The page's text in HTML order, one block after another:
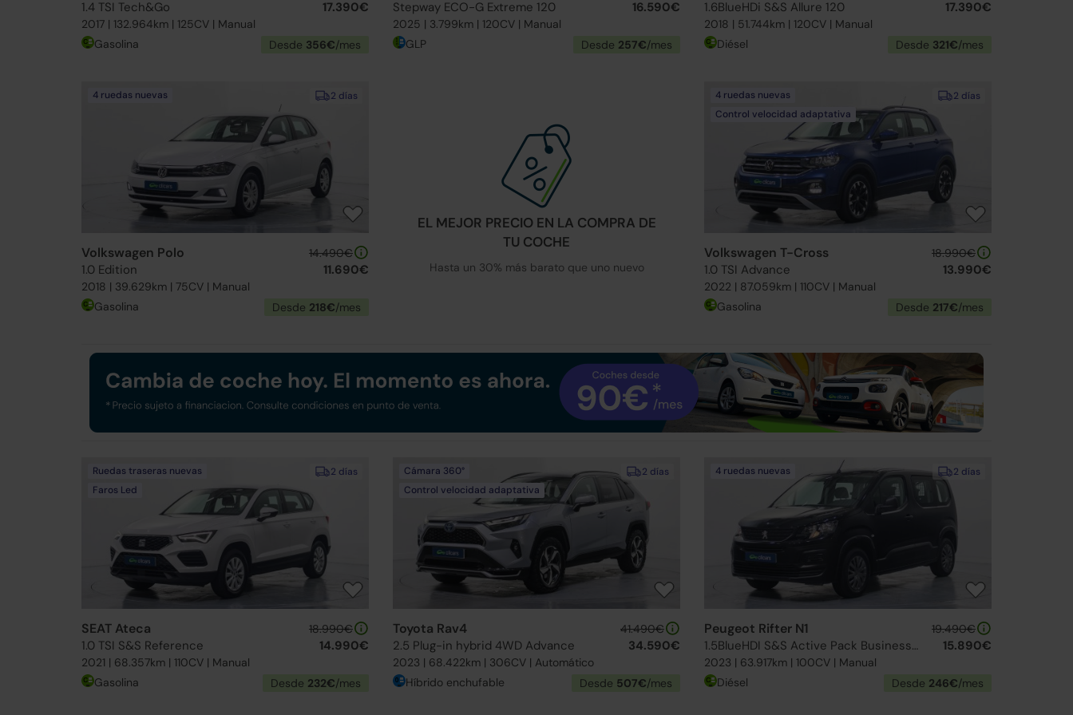
1.4 TSI Tech&Go
2017 | 132.964km | 125CV | Manual
17.390€
Gasolina Desde 356€/mes
Stepway ECO-G Extreme 120
2025 | 3.799km | 120CV | Manual
16.590€
GLP Desde 257€/mes
1.6BlueHDi S&S Allure 120
2018 | 51.744km | 120CV | Manual
17.390€
Diésel Desde 321€/mes
2 días
4 ruedas nuevas
Volkswagen Polo
1.0 Edition
2018 | 39.629km | 75CV | Manual
14.490€
11.690€
Gasolina Desde 218€/mes
EL MEJOR PRECIO EN LA COMPRA DE
TU COCHE
Hasta un 30% más barato que uno nuevo
2 días
4 ruedas nuevas
Control velocidad adaptativa
Volkswagen T-Cross
1.0 TSI Advance
2022 | 87.059km | 110CV | Manual
18.990€
13.990€
Gasolina Desde 217€/mes
2 días
Ruedas traseras nuevas
Faros Led
SEAT Ateca
1.0 TSI S&S Reference
2021 | 68.357km | 110CV | Manual
18.990€
14.990€
Gasolina Desde 232€/mes
2 días
Cámara 360°
Control velocidad adaptativa
Toyota Rav4
2.5 Plug-in hybrid 4WD Advance
2023 | 68.422km | 306CV | Automático
41.490€
34.590€
Híbrido enchufable Desde 507€/mes
2 días
4 ruedas nuevas
Peugeot Rifter N1
1.5BlueHDI S&S Active Pack Business Standard 100
2023 | 63.917km | 100CV | Manual
19.490€
15.890€
Diésel Desde 246€/mes